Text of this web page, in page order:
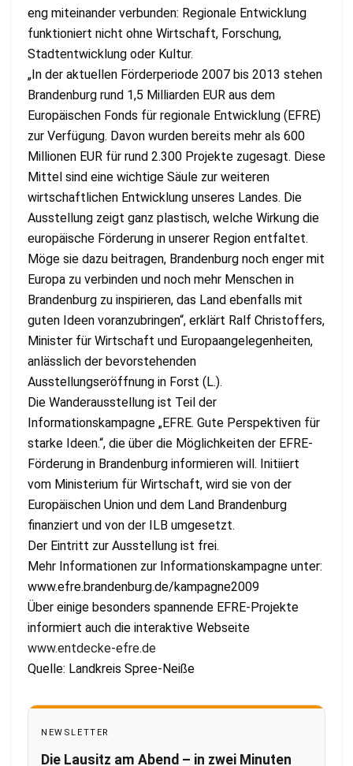
eng miteinander verbunden: Regionale Entwicklung
funktioniert nicht ohne Wirtschaft, Forschung,
Stadtentwicklung oder Kultur.
„In der aktuellen Förderperiode 2007 bis 2013 stehen
Brandenburg rund 1,5 Milliarden EUR aus dem
Europäischen Fonds für regionale Entwicklung (EFRE)
zur Verfügung. Davon wurden bereits mehr als 600
Millionen EUR für rund 2.300 Projekte zugesagt. Diese
Mittel sind eine wichtige Säule zur weiteren
wirtschaftlichen Entwicklung unseres Landes. Die
Ausstellung zeigt ganz plastisch, welche Wirkung die
europäische Förderung in unserer Region entfaltet.
Möge sie dazu beitragen, Brandenburg noch enger mit
Europa zu verbinden und noch mehr Menschen in
Brandenburg zu inspirieren, das Land ebenfalls mit
guten Ideen voranzubringen“, erklärt Ralf Christoffers,
Minister für Wirtschaft und Europaangelegenheiten,
anlässlich der bevorstehenden
Ausstellungseröffnung in Forst (L.).
Die Wanderausstellung ist Teil der
Informationskampagne „EFRE. Gute Perspektiven für
starke Ideen.“, die über die Möglichkeiten der EFRE-
Förderung in Brandenburg informieren will. Initiiert
vom Ministerium für Wirtschaft, wird sie von der
Europäischen Union und dem Land Brandenburg
finanziert und von der ILB umgesetzt.
Der Eintritt zur Ausstellung ist frei.
Mehr Informationen zur Informationskampagne unter:
www.efre.brandenburg.de/kampagne2009
Über einige besonders spannende EFRE-Projekte
informiert auch die interaktive Webseite
www.entdecke-efre.de
Quelle: Landkreis Spree-Neiße
NEWSLETTER
Die Lausitz am Abend – in zwei Minuten